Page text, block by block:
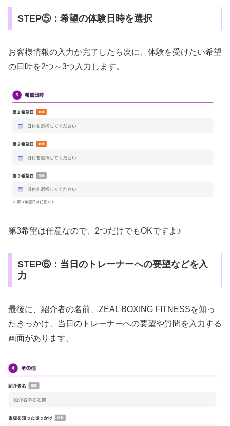
STEP⑤：希望の体験日時を選択
お客様情報の入力が完了したら次に、体験を受けたい希望
の日時を2つ～3つ入力します。
第3希望は任意なので、2つだけでもOKですよ♪
STEP⑥：当日のトレーナーへの要望などを入
力
最後に、紹介者の名前、ZEAL BOXING FITNESSを知っ
たきっかけ、当日のトレーナーへの要望や質問を入力する
画面があります。